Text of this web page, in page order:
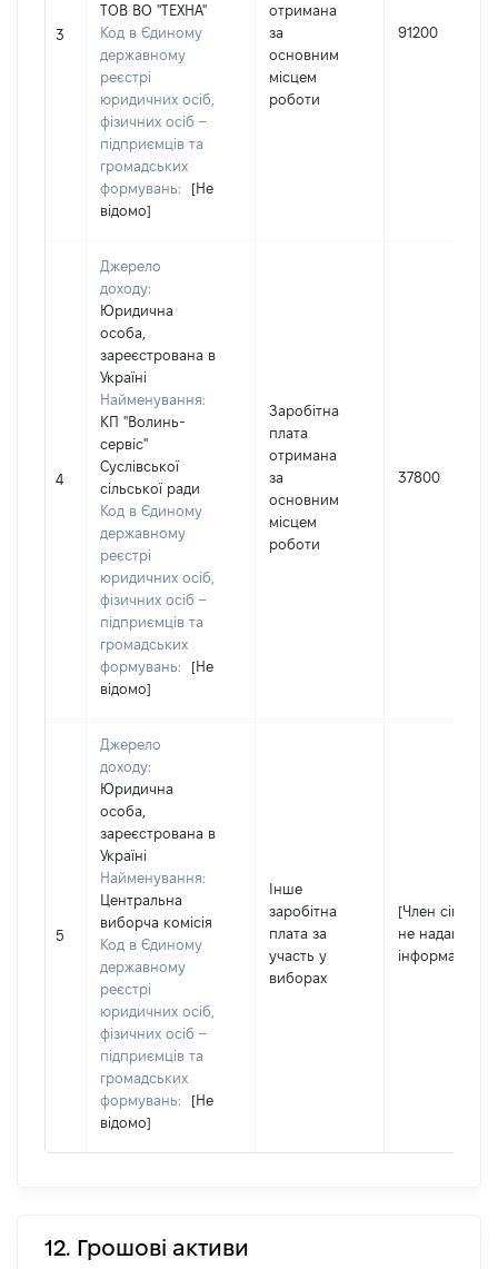
3
ТОВ ВО "ТЕХНА"
Код в Єдиному
державному
реєстрі
юридичних осіб,
фізичних осіб –
підприємців та
громадських
формувань:
[Не
відомо]
отримана
за
основним
місцем
роботи
91200
4
Джерело
доходу:
Юридична
особа,
зареєстрована в
Україні
Найменування:
КП "Волинь-
сервіс"
Суслівської
сільської ради
Код в Єдиному
державному
реєстрі
юридичних осіб,
фізичних осіб –
підприємців та
громадських
формувань:
[Не
відомо]
Заробітна
плата
отримана
за
основним
місцем
роботи
37800
5
Джерело
доходу:
Юридична
особа,
зареєстрована в
Україні
Найменування:
Центральна
виборча комісія
Код в Єдиному
державному
реєстрі
юридичних осіб,
фізичних осіб –
підприємців та
громадських
формувань:
[Не
відомо]
Інше
заробітна
плата за
участь у
виборах
[Член сім'ї
не надав
інформацію]
12. Грошові активи